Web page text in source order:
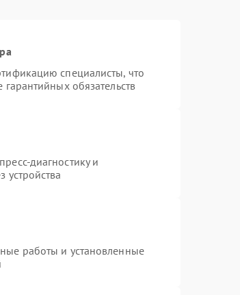
специалисты, что
обязательств
диагностику и
устройства
работы и установленные